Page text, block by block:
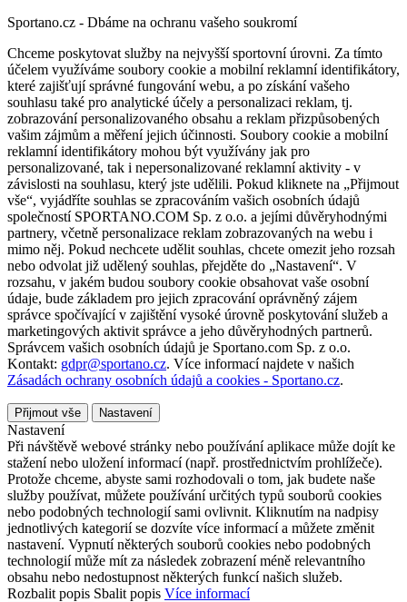
Sportano.cz - Dbáme na ochranu vašeho soukromí
Chceme poskytovat služby na nejvyšší sportovní úrovni. Za tímto
účelem využíváme soubory cookie a mobilní reklamní identifikátory,
které zajišťují správné fungování webu, a po získání vašeho
souhlasu také pro analytické účely a personalizaci reklam, tj.
zobrazování personalizovaného obsahu a reklam přizpůsobených
vašim zájmům a měření jejich účinnosti. Soubory cookie a mobilní
reklamní identifikátory mohou být využívány jak pro
personalizované, tak i nepersonalizované reklamní aktivity - v
závislosti na souhlasu, který jste udělili. Pokud kliknete na „Přijmout
vše“, vyjádříte souhlas se zpracováním vašich osobních údajů
společností SPORTANO.COM Sp. z o.o. a jejími důvěryhodnými
partnery, včetně personalizace reklam zobrazovaných na webu i
mimo něj. Pokud nechcete udělit souhlas, chcete omezit jeho rozsah
nebo odvolat již udělený souhlas, přejděte do „Nastavení“. V
rozsahu, v jakém budou soubory cookie obsahovat vaše osobní
údaje, bude základem pro jejich zpracování oprávněný zájem
správce spočívající v zajištění vysoké úrovně poskytování služeb a
marketingových aktivit správce a jeho důvěryhodných partnerů.
Správcem vašich osobních údajů je Sportano.com Sp. z o.o.
Kontakt: gdpr@sportano.cz. Více informací najdete v našich
Zásadách ochrany osobních údajů a cookies - Sportano.cz.
Přijmout vše Nastavení
Nastavení
Při návštěvě webové stránky nebo používání aplikace může dojít ke
stažení nebo uložení informací (např. prostřednictvím prohlížeče).
Protože chceme, abyste sami rozhodovali o tom, jak budete naše
služby používat, můžete používání určitých typů souborů cookies
nebo podobných technologií sami ovlivnit. Kliknutím na nadpisy
jednotlivých kategorií se dozvíte více informací a můžete změnit
nastavení. Vypnutí některých souborů cookies nebo podobných
technologií může mít za následek zobrazení méně relevantního
obsahu nebo nedostupnost některých funkcí našich služeb.
Rozbalit popis Sbalit popis Více informací